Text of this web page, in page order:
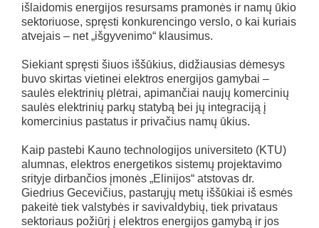
išlaidomis energijos resursams pramonės ir namų ūkio
sektoriuose, spręsti konkurencingo verslo, o kai kuriais
atvejais – net „išgyvenimo“ klausimus.
Siekiant spręsti šiuos iššūkius, didžiausias dėmesys
buvo skirtas vietinei elektros energijos gamybai –
saulės elektrinių plėtrai, apimančiai naujų komercinių
saulės elektrinių parkų statybą bei jų integraciją į
komercinius pastatus ir privačius namų ūkius.
Kaip pastebi Kauno technologijos universiteto (KTU)
alumnas, elektros energetikos sistemų projektavimo
srityje dirbančios įmonės „Elinijos“ atstovas dr.
Giedrius Gecevičius, pastarųjų metų iššūkiai iš esmės
pakeitė tiek valstybės ir savivaldybių, tiek privataus
sektoriaus požiūrį į elektros energijos gamybą ir jos